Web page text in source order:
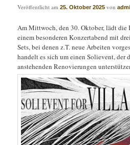
Veröffentlicht am25. Oktober 2025 von
Am Mittwoch, den 30. Oktober, lädt
einem besonderen Konzertabend mit
Sets, bei denen z.T. neue Arbeiten
handelt es sich um einen Solievent, der
anstehenden Renovierungen